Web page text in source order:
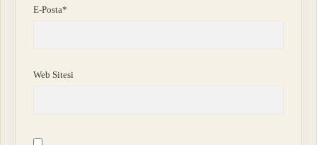
E-Posta*
Web Sitesi